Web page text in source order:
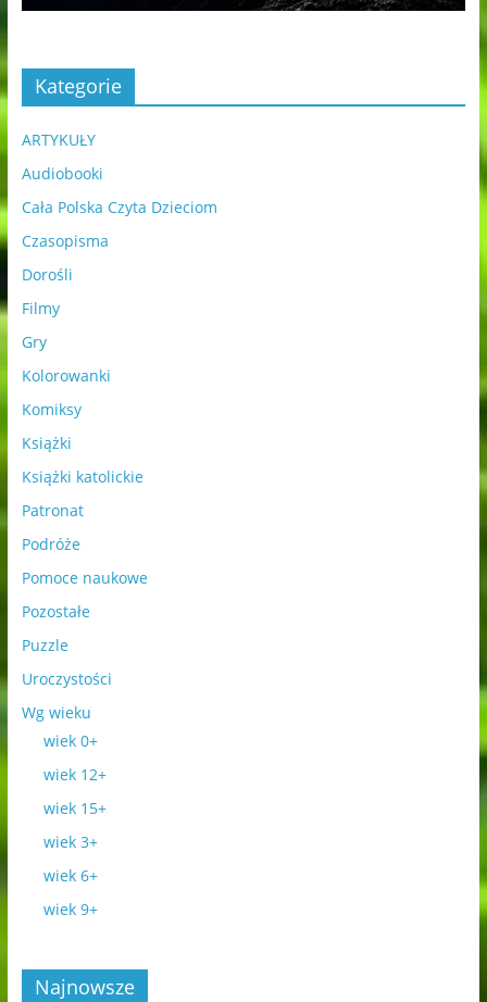
Kategorie
ARTYKUŁY
Audiobooki
Cała Polska Czyta Dzieciom
Czasopisma
Dorośli
Filmy
Gry
Kolorowanki
Komiksy
Książki
Książki katolickie
Patronat
Podróże
Pomoce naukowe
Pozostałe
Puzzle
Uroczystości
Wg wieku
wiek 0+
wiek 12+
wiek 15+
wiek 3+
wiek 6+
wiek 9+
Najnowsze